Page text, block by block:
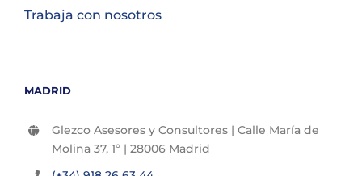
Trabaja con nosotros
MADRID
Glezco Asesores y Consultores | Calle María de
Molina 37, 1º | 28006 Madrid